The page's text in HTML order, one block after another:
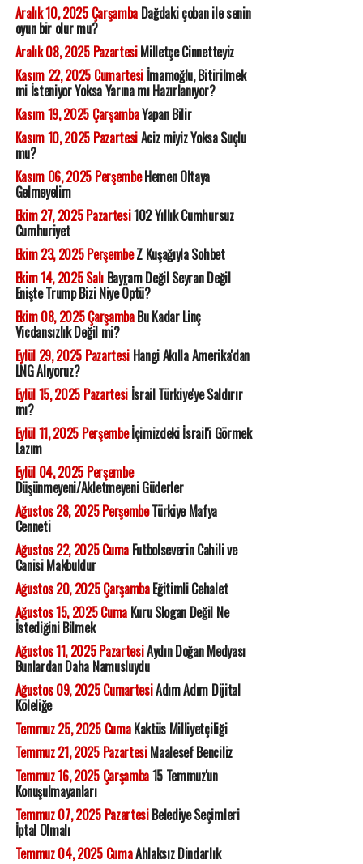
Aralık 10, 2025 ÇarşambaDağdaki çoban ile senin
oyun bir olur mu?
Aralık 08, 2025 PazartesiMilletçe Cinnetteyiz
Kasım 22, 2025 Cumartesiİmamoğlu, Bitirilmek
mi İsteniyor Yoksa Yarına mı Hazırlanıyor?
Kasım 19, 2025 ÇarşambaYapan Bilir
Kasım 10, 2025 PazartesiAciz miyiz Yoksa Suçlu
mu?
Kasım 06, 2025 PerşembeHemen Oltaya
Gelmeyelim
Ekim 27, 2025 Pazartesi102 Yıllık Cumhursuz
Cumhuriyet
Ekim 23, 2025 PerşembeZ Kuşağıyla Sohbet
Ekim 14, 2025 SalıBayram Değil Seyran Değil
Enişte Trump Bizi Niye Öptü?
Ekim 08, 2025 ÇarşambaBu Kadar Linç
Vicdansızlık Değil mi?
Eylül 29, 2025 PazartesiHangi Akılla Amerika'dan
LNG Alıyoruz?
Eylül 15, 2025 Pazartesiİsrail Türkiye'ye Saldırır
mı?
Eylül 11, 2025 Perşembeİçimizdeki İsrail'i Görmek
Lazım
Eylül 04, 2025 Perşembe
Düşünmeyeni/Akletmeyeni Güderler
Ağustos 28, 2025 PerşembeTürkiye Mafya
Cenneti
Ağustos 22, 2025 CumaFutbolseverin Cahili ve
Canisi Makbuldur
Ağustos 20, 2025 ÇarşambaEğitimli Cehalet
Ağustos 15, 2025 CumaKuru Slogan Değil Ne
İstediğini Bilmek
Ağustos 11, 2025 PazartesiAydın Doğan Medyası
Bunlardan Daha Namusluydu
Ağustos 09, 2025 CumartesiAdım Adım Dijital
Köleliğe
Temmuz 25, 2025 CumaKaktüs Milliyetçiliği
Temmuz 21, 2025 PazartesiMaalesef Benciliz
Temmuz 16, 2025 Çarşamba15 Temmuz'un
Konuşulmayanları
Temmuz 07, 2025 PazartesiBelediye Seçimleri
İptal Olmalı
Temmuz 04, 2025 CumaAhlaksız Dindarlık